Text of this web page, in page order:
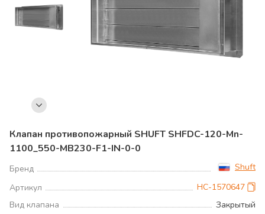
Клапан противопожарный SHUFT SHFDC-120-Mn-
1100_550-MB230-F1-IN-0-0
Бренд
Shuft
Артикул
НС-1570647
Вид клапана
Закрытый